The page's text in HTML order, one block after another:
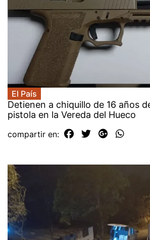
El País
Detienen a chiquillo de 16 años
pistola en la Vereda del Hueco
compartir en: